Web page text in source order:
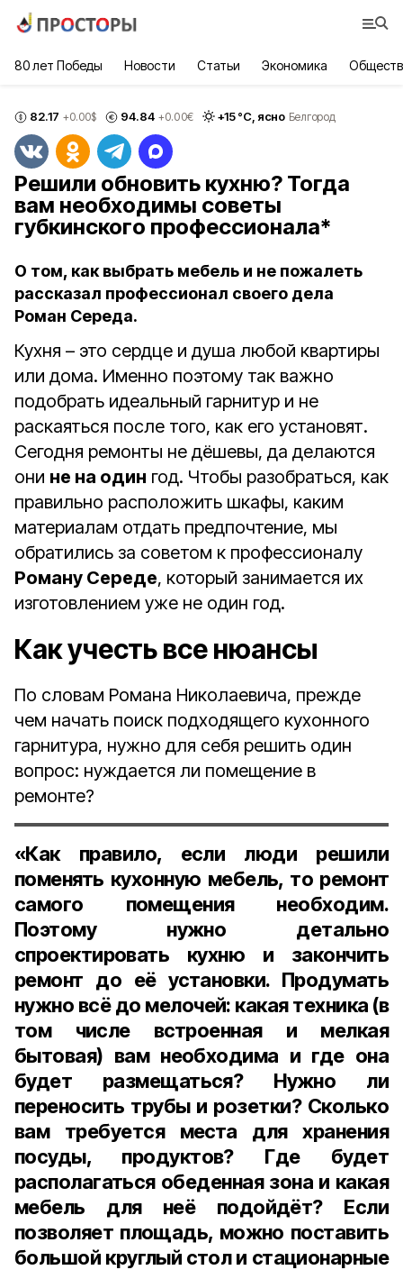
80 лет Победы Новости Статьи Экономика
82.17 +0.00$ 94.84 +0.00€ +15°С, ясно Белгород
Решили обновить кухню? Тогда
вам необходимы советы
губкинского профессионала*
О том, как выбрать мебель и не пожалеть
рассказал профессионал своего дела
Роман Середа.
Кухня – это сердце и душа любой квартиры
или дома. Именно поэтому так важно
подобрать идеальный гарнитур и не
раскаяться после того, как его установят.
Сегодня ремонты не дёшевы, да делаются
они не на один год. Чтобы разобраться, как
правильно расположить шкафы, каким
материалам отдать предпочтение, мы
обратились за советом к профессионалу
Роману Середе, который занимается их
изготовлением уже не один год.
Как учесть все нюансы
По словам Романа Николаевича, прежде
чем начать поиск подходящего кухонного
гарнитура, нужно для себя решить один
вопрос: нуждается ли помещение в
ремонте?
«Как правило, если люди решили
поменять кухонную мебель, то ремонт
самого помещения необходим.
Поэтому нужно детально
спроектировать кухню и закончить
ремонт до её установки. Продумать
нужно всё до мелочей: какая техника (в
том числе встроенная и мелкая
бытовая) вам необходима и где она
будет размещаться? Нужно ли
переносить трубы и розетки? Сколько
вам требуется места для хранения
посуды, продуктов? Где будет
располагаться обеденная зона и какая
мебель для неё подойдёт? Если
позволяет площадь, можно поставить
большой круглый стол и стационарные